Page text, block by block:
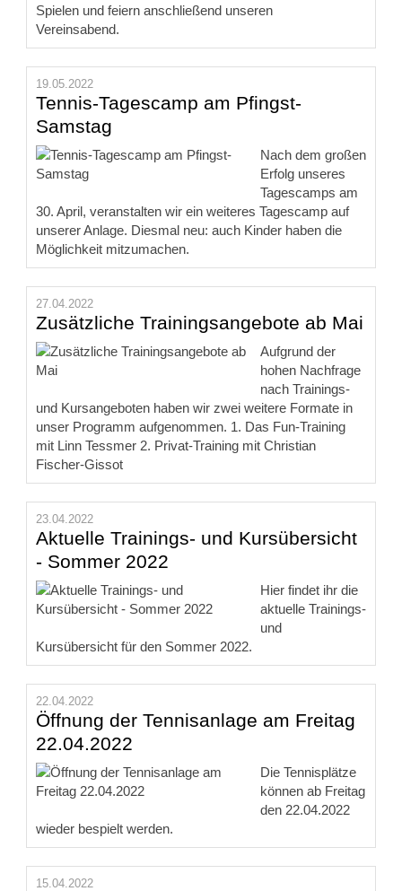
Spielen und feiern anschließend unseren
Vereinsabend.
19.05.2022
Tennis-Tagescamp am Pfingst-
Samstag
Nach dem großen
Erfolg unseres
Tagescamps am
30. April, veranstalten wir ein weiteres Tagescamp auf
unserer Anlage. Diesmal neu: auch Kinder haben die
Möglichkeit mitzumachen.
27.04.2022
Zusätzliche Trainingsangebote ab Mai
Aufgrund der
hohen Nachfrage
nach Trainings-
und Kursangeboten haben wir zwei weitere Formate in
unser Programm aufgenommen. 1. Das Fun-Training
mit Linn Tessmer 2. Privat-Training mit Christian
Fischer-Gissot
23.04.2022
Aktuelle Trainings- und Kursübersicht
- Sommer 2022
Hier findet ihr die
aktuelle Trainings-
und
Kursübersicht für den Sommer 2022.
22.04.2022
Öffnung der Tennisanlage am Freitag
22.04.2022
Die Tennisplätze
können ab Freitag
den 22.04.2022
wieder bespielt werden.
15.04.2022